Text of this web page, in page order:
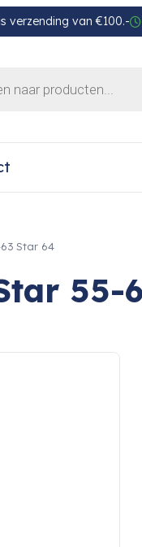
verzending van €100.-
Star 64
55-